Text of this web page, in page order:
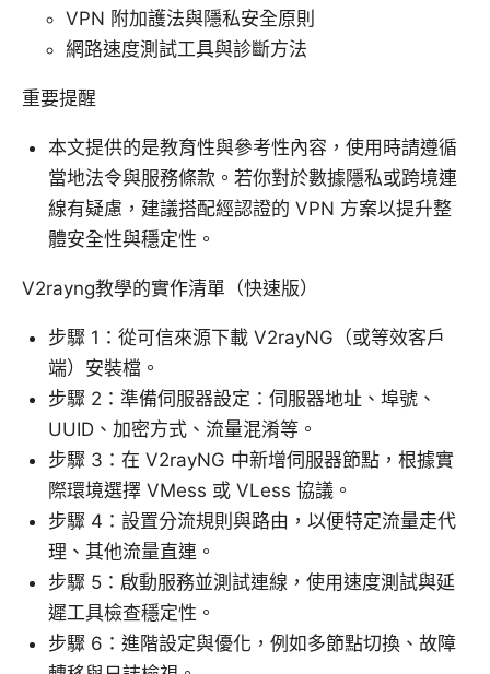
VPN 附加護法與隱私安全原則
網路速度測試工具與診斷方法
重要提醒
本文提供的是教育性與參考性內容，使用時請遵循
當地法令與服務條款。若你對於數據隱私或跨境連
線有疑慮，建議搭配經認證的 VPN 方案以提升整
體安全性與穩定性。
V2rayng教學的實作清單（快速版）
步驟 1：從可信來源下載 V2rayNG（或等效客戶
端）安裝檔。
步驟 2：準備伺服器設定：伺服器地址、埠號、
UUID、加密方式、流量混淆等。
步驟 3：在 V2rayNG 中新增伺服器節點，根據實
際環境選擇 VMess 或 VLess 協議。
步驟 4：設置分流規則與路由，以便特定流量走代
理、其他流量直連。
步驟 5：啟動服務並測試連線，使用速度測試與延
遲工具檢查穩定性。
步驟 6：進階設定與優化，例如多節點切換、故障